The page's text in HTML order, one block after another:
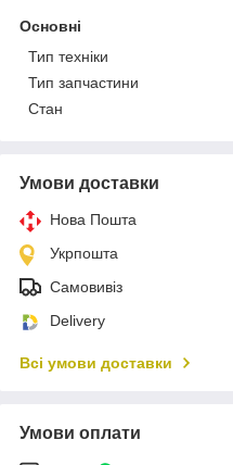
Основні
Тип техніки
Тип запчастини
Стан
Умови доставки
Нова Пошта
Укрпошта
Самовивіз
Delivery
Всі умови доставки
Умови оплати